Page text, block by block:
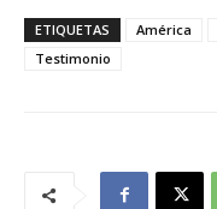
ETIQUETAS América
Testimonio